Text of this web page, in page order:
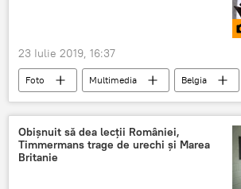
23 Iulie 2019, 16:37
Foto Multimedia Belgia
Obișnuit să dea lecții României,
Timmermans trage de urechi și Marea
Britanie